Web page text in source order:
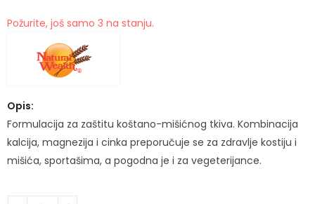
Požurite, još samo 3 na stanju.
Opis:
Formulacija za zaštitu koštano-mišićnog tkiva. Kombinacija
kalcija, magnezija i cinka preporučuje se za zdravlje kostiju i
mišića, sportašima, a pogodna je i za vegeterijance.